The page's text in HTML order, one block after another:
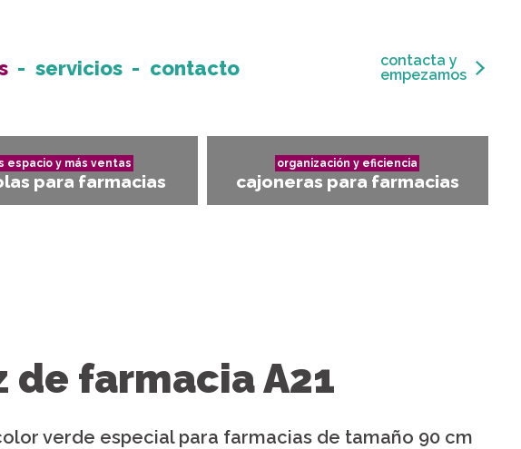
servicios contacto
contacta y
empezamos
espacio y más ventas
para farmacias
organización y eficiencia
cajoneras para farmacias
de farmacia A21
verde especial para farmacias de tamaño 90 cm